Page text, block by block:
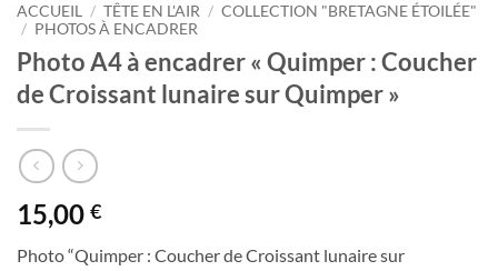
ACCUEIL / TÊTE EN L'AIR / COLLECTION "BRETAGNE ÉTOILÉE"
/ PHOTOS À ENCADRER
Photo A4 à encadrer « Quimper : Coucher
de Croissant lunaire sur Quimper »
15,00 €
Photo “Quimper : Coucher de Croissant lunaire sur